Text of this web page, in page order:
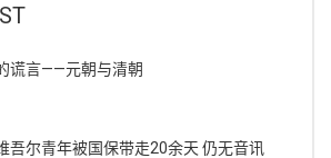
谎言——元朝与清朝
吾尔青年被国保带走20余天 仍无音讯